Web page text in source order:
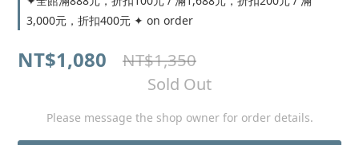
3,000元，折扣400元 ✦ on order
NT$1,080 NT$1,350
Sold Out
Please message the shop owner for order details.